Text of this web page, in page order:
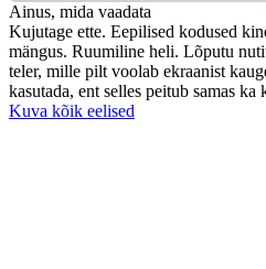
Ainus, mida vaadata
Kujutage ette. Eepilised kodused
mängus. Ruumiline heli. Lõputu
teler, mille pilt voolab ekraanist
kasutada, ent selles peitub samas ka
Kuva kõik eelised